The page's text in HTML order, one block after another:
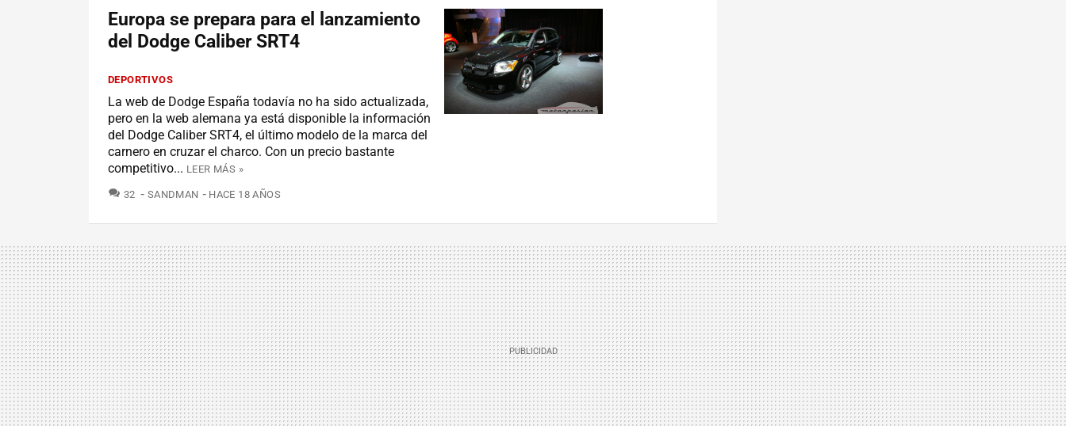
Europa se prepara para el lanzamiento
del Dodge Caliber SRT4
DEPORTIVOS
La web de Dodge España todavía no ha sido actualizada,
pero en la web alemana ya está disponible la información
del Dodge Caliber SRT4, el último modelo de la marca del
carnero en cruzar el charco. Con un precio bastante
competitivo... LEER MÁS »
32 COMENTARIOS
SANDMAN HACE 18 AÑOS